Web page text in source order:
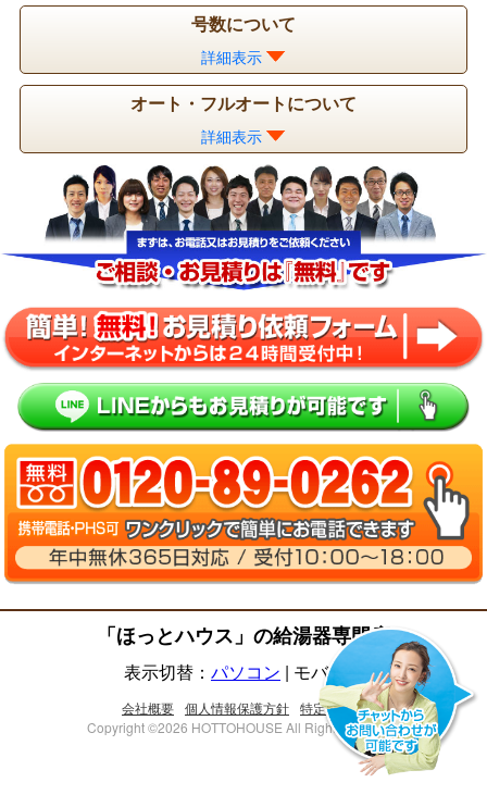
号数について
詳細表示
オート・フルオートについて
詳細表示
「ほっとハウス」の給湯器専門店
表示切替： パソコン | モバイル
会社概要 個人情報保護方針 特定商取法
Copyright ©2026 HOTTOHOUSE All Right Reserved.